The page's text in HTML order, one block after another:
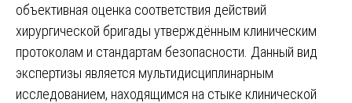
объективная оценка соответствия действий
хирургической бригады утверждённым клиническим
протоколам и стандартам безопасности. Данный вид
экспертизы является мультидисциплинарным
исследованием, находящимся на стыке клинической